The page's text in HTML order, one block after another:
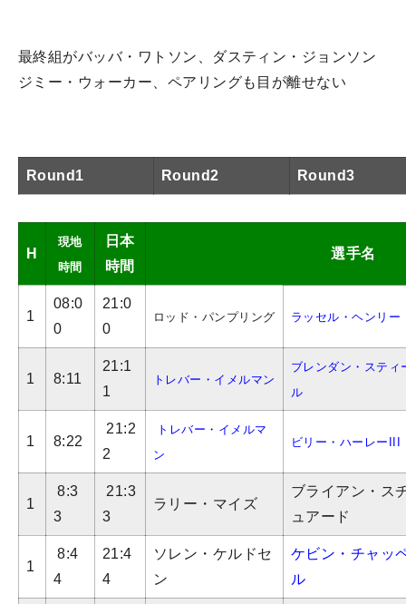
最終組がバッバ・ワトソン、ダスティン・ジョンソン
ジミー・ウォーカー、ペアリングも目が離せない
Round1 Round2 Round3
H
現地
時間
日本
時間
選手名
1
08:0
0
21:0
0
ロッド・パンプリング ラッセル・ヘンリー
1 8:11
21:1
1
トレバー・イメルマン
ブレンダン・スティ
ル
1 8:22
21:2
2
トレバー・イメルマ
ン
ビリー・ハーレーIII
1
8:3
3
21:3
3
ラリー・マイズ
ブライアン・ス
ュアード
1
8:4
4
21:4
4
ソレン・ケルドセ
ン
ケビン・チャッ
ル